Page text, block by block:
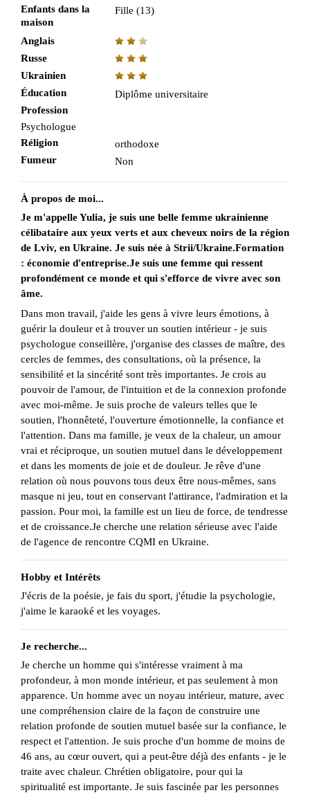
Enfants dans la
maison
Fille (13)
Anglais
Russe
Ukrainien
Éducation
Diplôme universitaire
Profession
Psychologue
Réligion
orthodoxe
Fumeur
Non
À propos de moi...
Je m'appelle Yulia, je suis une belle femme ukrainienne
célibataire aux yeux verts et aux cheveux noirs de la région
de Lviv, en Ukraine. Je suis née à Strii/Ukraine.Formation
: économie d'entreprise.Je suis une femme qui ressent
profondément ce monde et qui s'efforce de vivre avec son
âme.
Dans mon travail, j'aide les gens à vivre leurs émotions, à
guérir la douleur et à trouver un soutien intérieur - je suis
psychologue conseillère, j'organise des classes de maître, des
cercles de femmes, des consultations, où la présence, la
sensibilité et la sincérité sont très importantes. Je crois au
pouvoir de l'amour, de l'intuition et de la connexion profonde
avec moi-même. Je suis proche de valeurs telles que le
soutien, l'honnêteté, l'ouverture émotionnelle, la confiance et
l'attention. Dans ma famille, je veux de la chaleur, un amour
vrai et réciproque, un soutien mutuel dans le développement
et dans les moments de joie et de douleur. Je rêve d'une
relation où nous pouvons tous deux être nous-mêmes, sans
masque ni jeu, tout en conservant l'attirance, l'admiration et la
passion. Pour moi, la famille est un lieu de force, de tendresse
et de croissance.Je cherche une relation sérieuse avec l'aide
de l'agence de rencontre CQMI en Ukraine.
Hobby et Intérêts
J'écris de la poésie, je fais du sport, j'étudie la psychologie,
j'aime le karaoké et les voyages.
Je recherche...
Je cherche un homme qui s'intéresse vraiment à ma
profondeur, à mon monde intérieur, et pas seulement à mon
apparence. Un homme avec un noyau intérieur, mature, avec
une compréhension claire de la façon de construire une
relation profonde de soutien mutuel basée sur la confiance, le
respect et l'attention. Je suis proche d'un homme de moins de
46 ans, au cœur ouvert, qui a peut-être déjà des enfants - je le
traite avec chaleur. Chrétien obligatoire, pour qui la
spiritualité est importante. Je suis fascinée par les personnes